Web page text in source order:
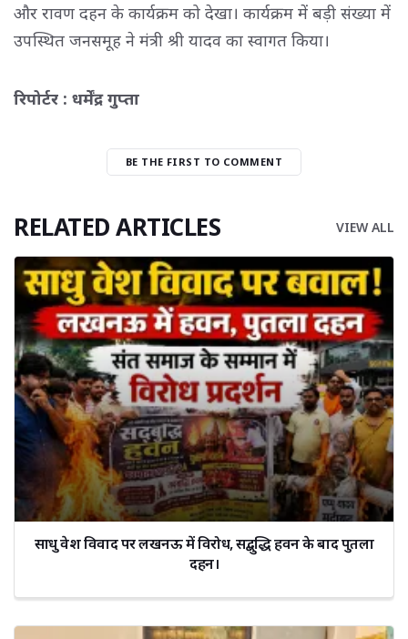
और रावण दहन के कार्यक्रम को देखा। कार्यक्रम में बड़ी संख्या में
उपस्थित जनसमूह ने मंत्री श्री यादव का स्वागत किया।
रिपोर्टर : धर्मेंद्र गुप्ता
BE THE FIRST TO COMMENT
RELATED ARTICLES VIEW ALL
साधु वेश विवाद पर लखनऊ में विरोध, सद्बुद्धि हवन के बाद पुतला
दहन।